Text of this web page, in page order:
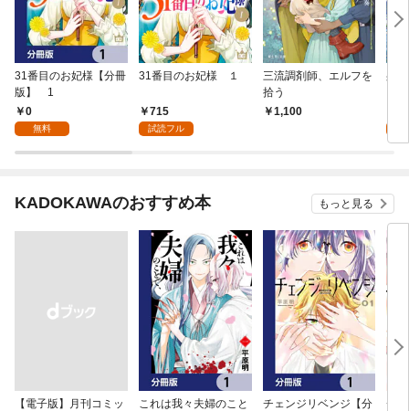
31番目のお妃様【分冊
版】 1
0
無料
31番目のお妃様 １
715
試読フル
三流調剤師、エルフを
拾う
1,100
身
ん
KADOKAWAのおすすめ本 もっと見る
【電子版】月刊コミッ これは我々夫婦のこと チェンジリベンジ【分 チ